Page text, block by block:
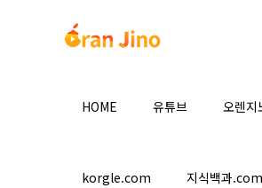
HOME 유튜브 오렌지
korgle.com 지식백과.com